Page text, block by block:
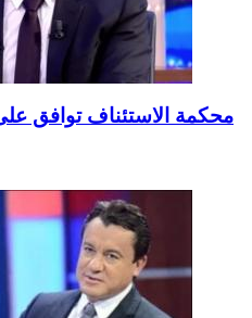
محكمة الاستئناف توافق